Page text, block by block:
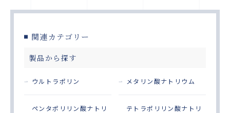
関連カテゴリー
製品から探す
ウルトラポリン メタリン酸ナトリウム
ペンタポリリン酸ナトリ
テトラポリリン酸ナトリ